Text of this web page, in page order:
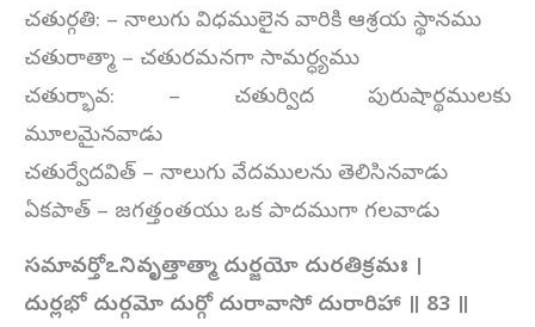
చతుర్గతి: – నాలుగు విధములైన వారికి ఆశ్రయ స్థానము
చతురాత్మా – చతురమనగా సామర్ధ్యము
చతుర్భావ: – చతుర్విద పురుషార్థములకు
మూలమైనవాడు
చతుర్వేదవిత్ – నాలుగు వేదములను తెలిసినవాడు
ఏకపాత్ – జగత్తంతయు ఒక పాదముగా గలవాడు
సమావర్తోఽనివృత్తాత్మా దుర్జయో దురతిక్రమః ।
దుర్లభో దుర్గమో దుర్గో దురావాసో దురారిహా ॥ 83 ॥